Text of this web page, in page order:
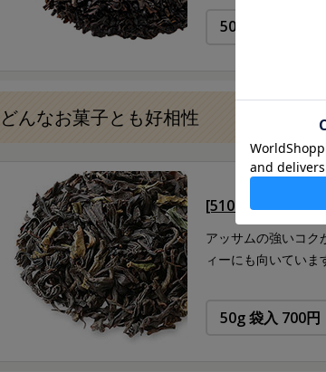
どんなお菓子とも好相性
[5101] アフタヌ
アッサムの強いコク
ィーにも向いていま